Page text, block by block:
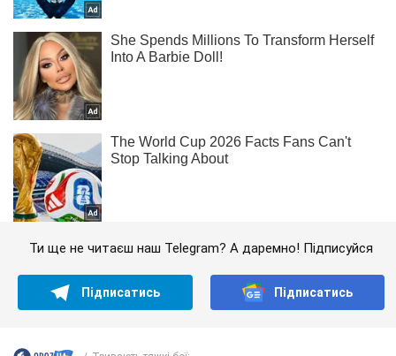
Ти ще не читаєш наш Telegram? А даремно! Підписуйся
Підписатись Підписатись